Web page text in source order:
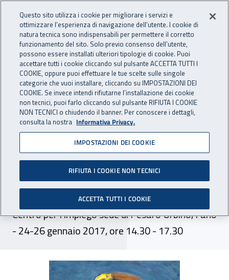
INAIL - Istituto Nazionale
Apri cerca
Navigazione principale
Navigazione - Ti trovi in:
Home Inail comunica Eventi
dal 24 al 26 gennaio 2017
Incontri informativi:
"Premialità e nuovi
adempimenti Inail 2017"
Centro per l'impiego sede di Pesaro Urbino, Fano
- 24-26 gennaio 2017, ore 14.30 - 17.30
Incontri informativi: "Premialità e nuovi
Questo sito utilizza i cookie per migliorare i servizi e
ottimizzare l’esperienza di navigazione dell’utente. I cookie di
natura tecnica sono indispensabili per permettere il corretto
funzionamento del sito. Solo previo consenso dell’utente,
possono essere installati ulteriori tipologie di cookie. Puoi
accettare tutti i cookie cliccando sul pulsante ACCETTA TUTTI I
COOKIE, oppure puoi effettuare le tue scelte sulle singole
categorie che vuoi installare, cliccando su IMPOSTAZIONI DEI
COOKIE. Se invece intendi rifiutarne l’installazione dei cookie
non tecnici, puoi farlo cliccando sul pulsante RIFIUTA I COOKIE
NON TECNICI o chiudendo il banner. Per conoscere i dettagli,
consulta la nostra Informativa Privacy.
IMPOSTAZIONI DEI COOKIE
RIFIUTA I COOKIE NON TECNICI
ACCETTA TUTTI I COOKIE